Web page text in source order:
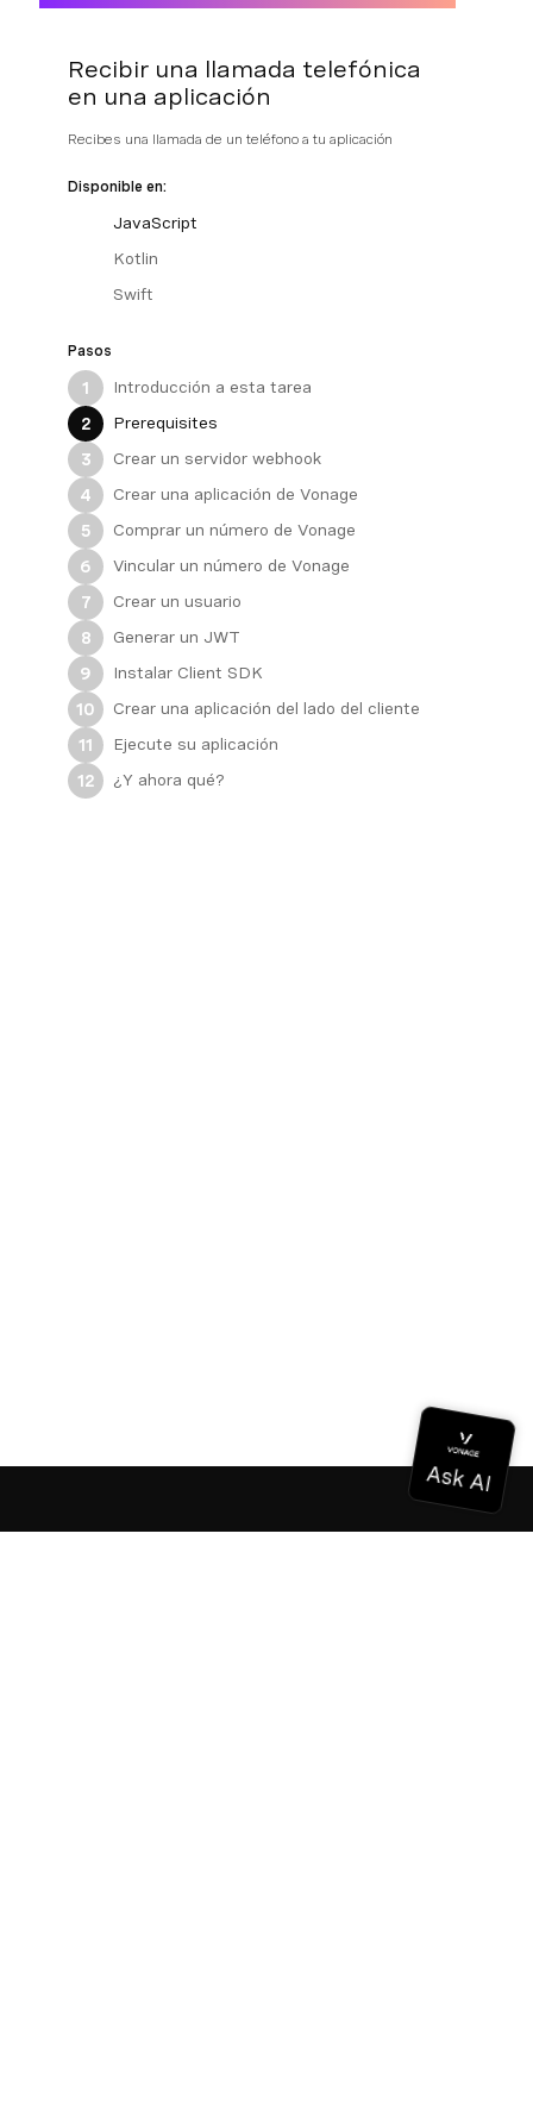
Recibir una llamada telefónica
en una aplicación
Recibes una llamada de un teléfono a tu aplicación
Disponible en:
JavaScript
Kotlin
Swift
Pasos
1
Introducción a esta tarea
2
Prerequisites
3
Crear un servidor webhook
4
Crear una aplicación de Vonage
5
Comprar un número de Vonage
6
Vincular un número de Vonage
7
Crear un usuario
8
Generar un JWT
9
Instalar Client SDK
10
Crear una aplicación del lado del cliente
11
Ejecute su aplicación
12
¿Y ahora qué?